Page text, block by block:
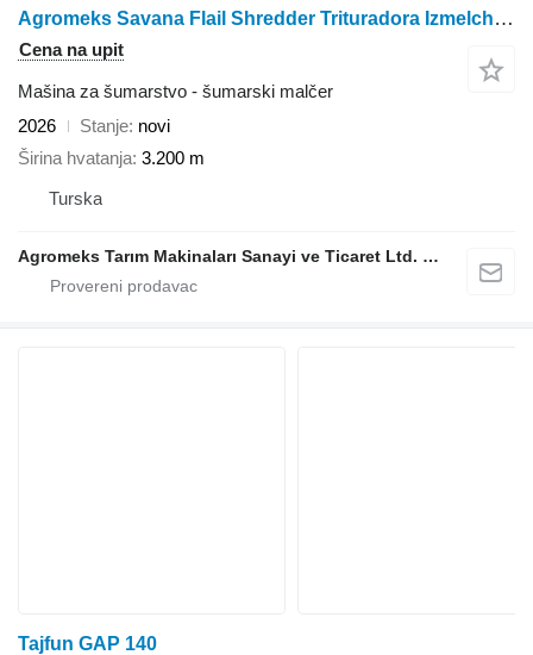
Agromeks Savana Flail Shredder Trituradora Izmelchitel ماكينة تقطيع
Cena na upit
Mašina za šumarstvo - šumarski malčer
2026
Stanje novi
Širina hvatanja 3.200 m
Turska
Agromeks Tarım Makinaları Sanayi ve Ticaret Ltd. Şti.
Tajfun GAP 140